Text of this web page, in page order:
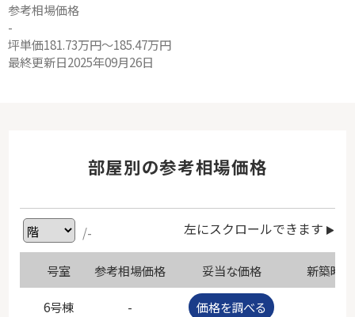
参考相場価格
-
坪単価181.73万円～185.47万円
最終更新日2025年09月26日
部屋別の参考相場価格
/- 左にスクロールできます
号室 参考相場価格 妥当な価格 新築時
6号棟 - 価格を調べる